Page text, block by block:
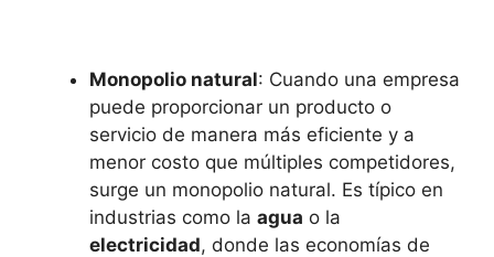
Monopolio natural: Cuando una empresa
puede⁢ proporcionar un⁤ producto ⁢o
servicio de manera más eficiente y a
menor costo‍ que múltiples competidores,
surge un‌ monopolio ‌natural. Es típico en
industrias como la agua o la ‍
electricidad,⁤ donde las ⁣economías de